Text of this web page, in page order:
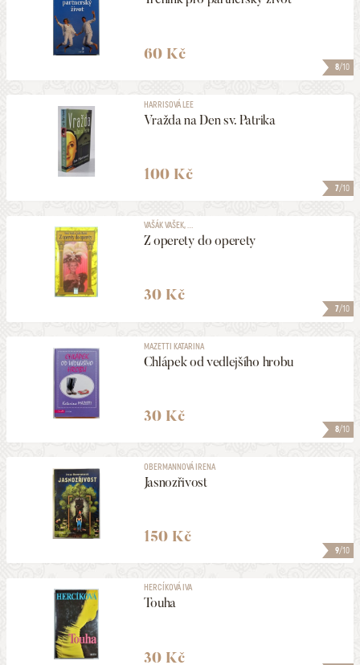
8/10
60 Kč
7/10
HARRISOVÁ LEE
Vražda na Den sv. Patrika
100 Kč
7/10
VAŠÁK VAŠEK, ...
Z operety do operety
30 Kč
8/10
MAZETTI KATARINA
Chlápek od vedlejšího hrobu
30 Kč
9/10
OBERMANNOVÁ IRENA
Jasnozřivost
150 Kč
HERCÍKOVÁ IVA
Touha
30 Kč